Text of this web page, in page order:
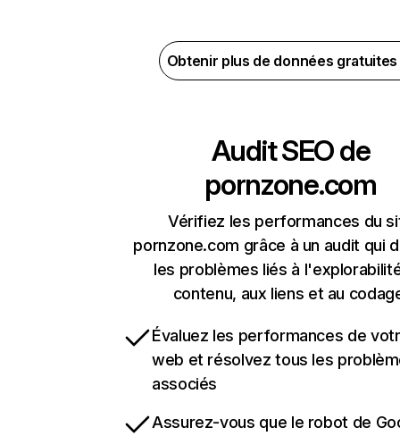
Obtenir plus de données
Audit SEO de
pornzone.com
Vérifiez les performances du
pornzone.com grâce à un audit qui
les problèmes liés à
contenu, aux liens et au
Évaluez les performances de
web et résolvez tous les
associés
Assurez-vous que le robot de